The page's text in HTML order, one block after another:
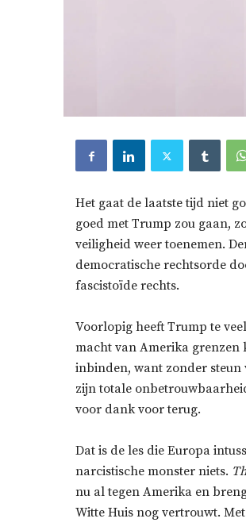
Het gaat de laatste tijd niet
goed met Trump zou gaan,
veiligheid weer toenemen.
democratische rechtsorde
fascistoïde rechts.
Voorlopig heeft Trump te
macht van Amerika
inbinden, want zonder
zijn totale
voor dank voor terug.
Dat is de les die Europa
narcistische monster niets.
nu al tegen Amerika en
Witte Huis nog vertrouwt.